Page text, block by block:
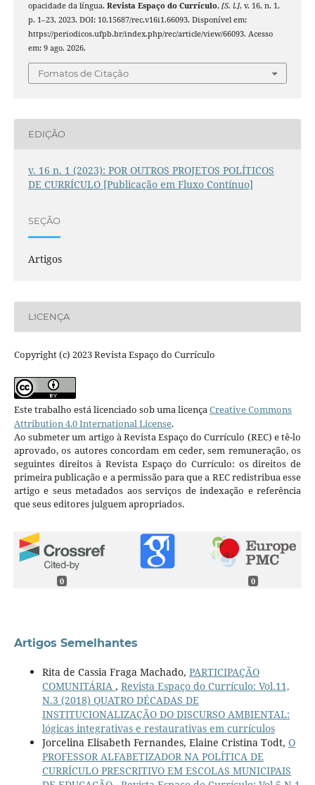
opacidade da língua. Revista Espaço do Currículo, [S. l.], v. 16, n. 1,
p. 1–23, 2023. DOI: 10.15687/rec.v16i1.66093. Disponível em:
https://periodicos.ufpb.br/index.php/rec/article/view/66093. Acesso
em: 9 ago. 2026.
Fomatos de Citação
EDIÇÃO
v. 16 n. 1 (2023): POR OUTROS PROJETOS POLÍTICOS
DE CURRÍCULO [Publicação em Fluxo Contínuo]
SEÇÃO
Artigos
LICENÇA
Copyright (c) 2023 Revista Espaço do Currículo
Este trabalho está licenciado sob uma licençaCreative Commons
Attribution 4.0 International License.
Ao submeter um artigo à Revista Espaço do Currículo (REC) e tê-lo
aprovado, os autores concordam em ceder, sem remuneração, os
seguintes direitos à Revista Espaço do Currículo: os direitos de
primeira publicação e a permissão para que a REC redistribua esse
artigo e seus metadados aos serviços de indexação e referência
que seus editores julguem apropriados.
0 0
Artigos Semelhantes
Rita de Cassia Fraga Machado, PARTICIPAÇÃO
COMUNITÁRIA , Revista Espaço do Currículo: Vol.11,
N.3 (2018) QUATRO DÉCADAS DE
INSTITUCIONALIZAÇÃO DO DISCURSO AMBIENTAL:
lógicas integrativas e restaurativas em currículos
Jorcelina Elisabeth Fernandes, Elaine Cristina Todt, O
PROFESSOR ALFABETIZADOR NA POLÍTICA DE
CURRÍCULO PRESCRITIVO EM ESCOLAS MUNICIPAIS